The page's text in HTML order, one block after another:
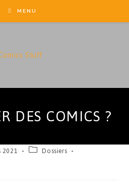
MENU
DES COMICS ?
2021
Dossiers